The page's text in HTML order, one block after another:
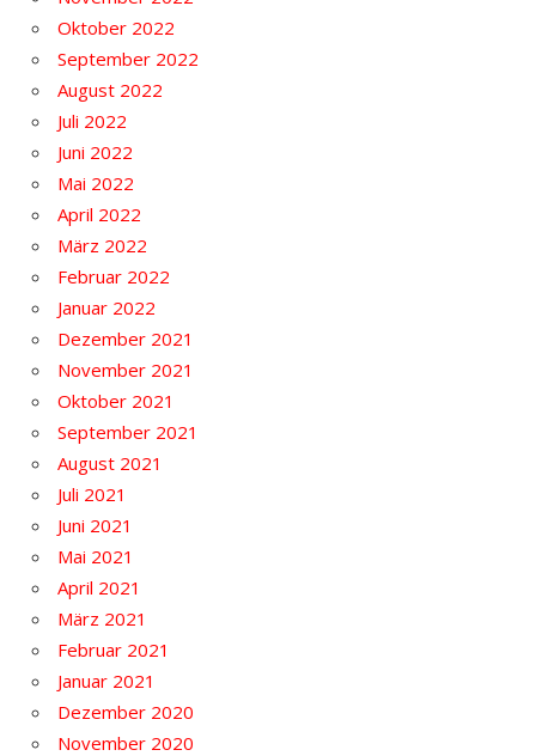
Oktober 2022
September 2022
August 2022
Juli 2022
Juni 2022
Mai 2022
April 2022
März 2022
Februar 2022
Januar 2022
Dezember 2021
November 2021
Oktober 2021
September 2021
August 2021
Juli 2021
Juni 2021
Mai 2021
April 2021
März 2021
Februar 2021
Januar 2021
Dezember 2020
November 2020